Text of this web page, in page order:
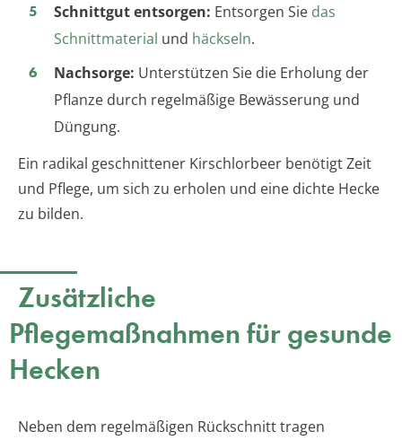
Schnittgut entsorgen: Entsorgen Sie das
Schnittmaterial und häckseln.
Nachsorge: Unterstützen Sie die Erholung der
Pflanze durch regelmäßige Bewässerung und
Düngung.
Ein radikal geschnittener Kirschlorbeer benötigt Zeit
und Pflege, um sich zu erholen und eine dichte Hecke
zu bilden.
Zusätzliche
Pflegemaßnahmen für gesunde
Hecken
Neben dem regelmäßigen Rückschnitt tragen